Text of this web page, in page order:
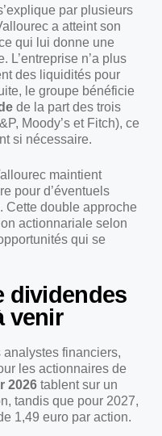
par plusieurs
a atteint son
qui lui donne une
L’entreprise n’a plus
des liquidités pour
le groupe bénéficie
de la part des trois
Moody’s et Fitch), ce
si nécessaire.
maintient
pour d’éventuels
Cette double approche
actionnariale selon
qui se
dividendes
venir
analystes financiers,
les actionnaires de
2026 tablent sur un
tandis que pour 2027,
1,49 euro par action.